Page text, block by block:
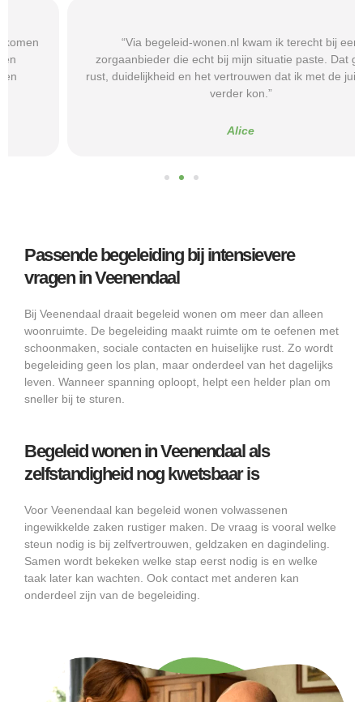
“Via begeleid-wonen.nl kwam ik terecht bij een
zorgaanbieder die echt bij mijn situatie paste. Dat gaf mij
rust, duidelijkheid en het vertrouwen dat ik met de juiste hulp
verder kon.”
Passende begeleiding bij intensievere
vragen in Veenendaal
Bij Veenendaal draait begeleid wonen om meer dan alleen
woonruimte. De begeleiding maakt ruimte om te oefenen met
schoonmaken, sociale contacten en huiselijke rust. Zo wordt
begeleiding geen los plan, maar onderdeel van het dagelijks
leven. Wanneer spanning oploopt, helpt een helder plan om
sneller bij te sturen.
Begeleid wonen in Veenendaal als
zelfstandigheid nog kwetsbaar is
Voor Veenendaal kan begeleid wonen volwassenen
ingewikkelde zaken rustiger maken. De vraag is vooral welke
steun nodig is bij zelfvertrouwen, geldzaken en dagindeling.
Samen wordt bekeken welke stap eerst nodig is en welke
taak later kan wachten. Ook contact met anderen kan
onderdeel zijn van de begeleiding.